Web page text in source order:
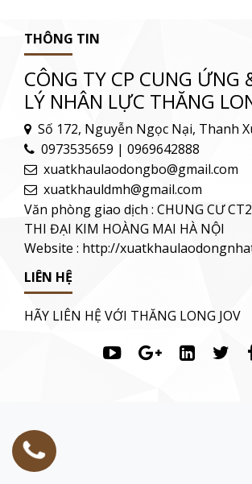
THÔNG TIN
CÔNG TY CP CUNG ỨNG
LÝ NHÂN LỰC THĂNG
Số 172, Nguyễn Ngọc Nại, Thanh
0973535659 | 0969642888
xuatkhaulaodongbo@gmail.com
xuatkhauldmh@gmail.com
Văn phòng giao dịch : CHUNG CƯ
THI ĐẠI KIM HOÀNG MAI HÀ NỘI
Website : http://
LIÊN HỆ
HÃY LIÊN HỆ VỚI THĂNG LONG JOV